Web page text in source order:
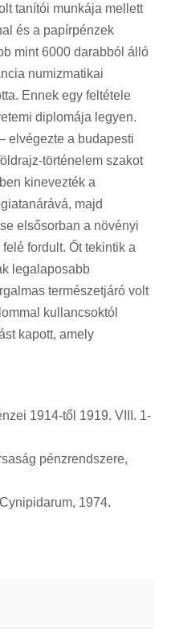
tanítói munkája mellett
és a papírpénzek
mint 6000 darabból álló
numizmatikai
Ennek egy feltétele
diplomája legyen.
elvégezte a budapesti
történelem szakot
kinevezték a
majd
elsősorban a növényi
fordult. Őt tekintik a
legalaposabb
természetjáró volt
kullancsoktól
kapott, amely
1914-től 1919. VIII. 1-
pénzrendszere,
1974.